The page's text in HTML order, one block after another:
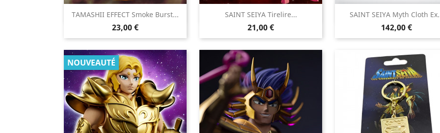
TAMASHII EFFECT Smoke Burst...
Prix
23,00 €
 Aperçu rapide SAINT SEIYA Tirelire...
Prix
21,00 €
Aperçu rapide SAINT SEIYA Myth Cloth
Prix
142,00 €
Aperçu rapide
NOUVEAUTÉ